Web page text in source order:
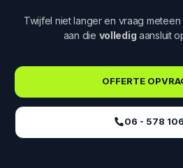
Twijfel niet langer en vraag
aan die volledig aansluit
OFFERTE
06 - 578